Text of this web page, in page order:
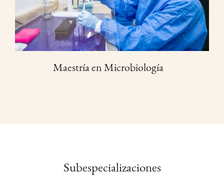
Maestría en Microbiología
Subespecializaciones